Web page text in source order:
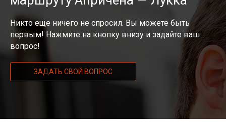
Никто еще ничего не спросил. Вы можете быть
первым! Нажмите на кнопку внизу и задайте ваш
вопрос!
ЗАДАТЬ СВОЙ ВОПРОС